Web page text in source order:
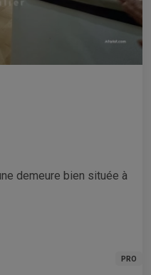
demeure bien située à
PRO